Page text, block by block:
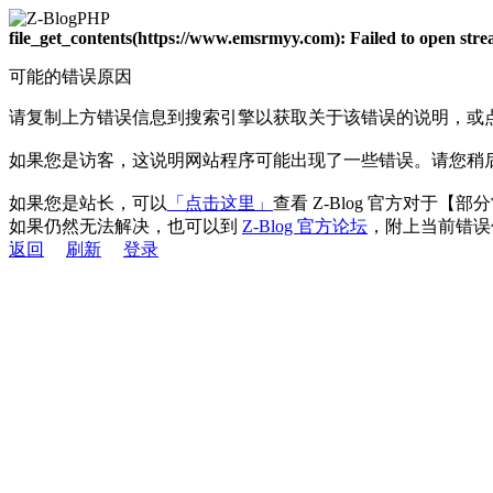
file_get_contents(https://www.emsrmyy.com): Failed to open
可能的错误原因
请复制上方错误信息到搜索引擎以获取关于该错误的说明，或
如果您是访客，这说明网站程序可能出现了一些错误。请您稍
如果您是站长，可以 「点击这里」 查看 Z-Blog 官方对于【部
如果仍然无法解决，也可以到 Z-Blog 官方论坛 ，附上当前错
返回
刷新 登录